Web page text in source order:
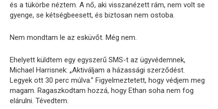
és a tükörbe néztem. A nő, aki visszanézett rám, nem volt se
gyenge, se kétségbeesett, és biztosan nem ostoba.
Nem mondtam le az esküvőt. Még nem.
Ehelyett küldtem egy egyszerű SMS-t az ügyvédemnek,
Michael Harrisnek: „Aktiváljam a házassági szerződést.
Legyek ott 30 perc múlva.” Figyelmeztetett, hogy védjem meg
magam. Ragaszkodtam hozzá, hogy Ethan soha nem fog
elárulni. Tévedtem.